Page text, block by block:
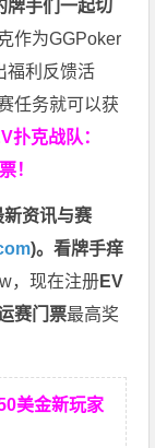
牌手们一起切
作为GGPoker
福利反馈活
任务就可以获
扑克战队：
！
新资讯与赛
)。看牌手痒
，现在注册EV
赛门票最高奖
美金新玩家